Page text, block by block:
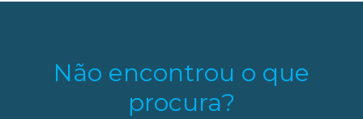
Não encontrou o que
procura?